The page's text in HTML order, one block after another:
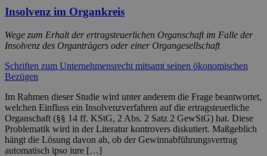
Insolvenz im Organkreis
Wege zum Erhalt der ertragsteuerlichen Organschaft im Falle der
Insolvenz des Organträgers oder einer Organgesellschaft
Schriften zum Unternehmensrecht mitsamt seinen ökonomischen
Bezügen
Im Rahmen dieser Studie wird unter anderem die Frage beantwortet,
welchen Einfluss ein Insolvenzverfahren auf die ertragsteuerliche
Organschaft (§§ 14 ff. KStG, 2 Abs. 2 Satz 2 GewStG) hat. Diese
Problematik wird in der Literatur kontrovers diskutiert. Maßgeblich
hängt die Lösung davon ab, ob der Gewinnabführungsvertrag
automatisch ipso iure […]